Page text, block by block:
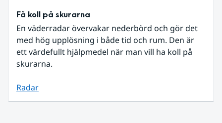
Få koll på skurarna
En väderradar övervakar nederbörd och gör det
med hög upplösning i både tid och rum. Den är
ett värdefullt hjälpmedel när man vill ha koll på
skurarna.
Radar